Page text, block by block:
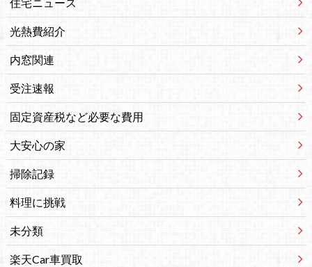
住宅ニュース
光熱費紹介
内窓関連
受注速報
固定資産税など必要な費用
大安心の家
掃除記録
料理に挑戦
未分類
楽天Car車買取